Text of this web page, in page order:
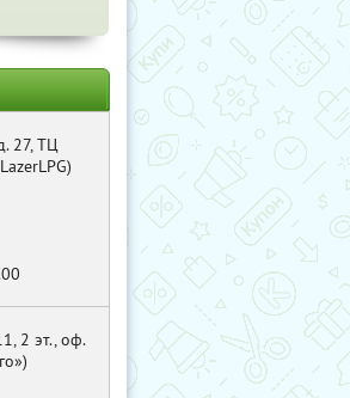
27, ТЦ
2 эт., оф.